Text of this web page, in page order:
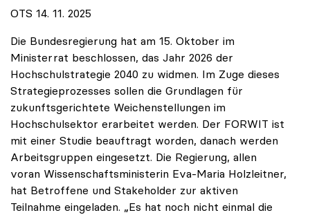
OTS 14. 11. 2025
Die Bundesregierung hat am 15. Oktober im
Ministerrat beschlossen, das Jahr 2026 der
Hochschulstrategie 2040 zu widmen. Im Zuge dieses
Strategieprozesses sollen die Grundlagen für
zukunftsgerichtete Weichenstellungen im
Hochschulsektor erarbeitet werden. Der FORWIT ist
mit einer Studie beauftragt worden, danach werden
Arbeitsgruppen eingesetzt. Die Regierung, allen
voran Wissenschaftsministerin Eva-Maria Holzleitner,
hat Betroffene und Stakeholder zur aktiven
Teilnahme eingeladen. „Es hat noch nicht einmal die